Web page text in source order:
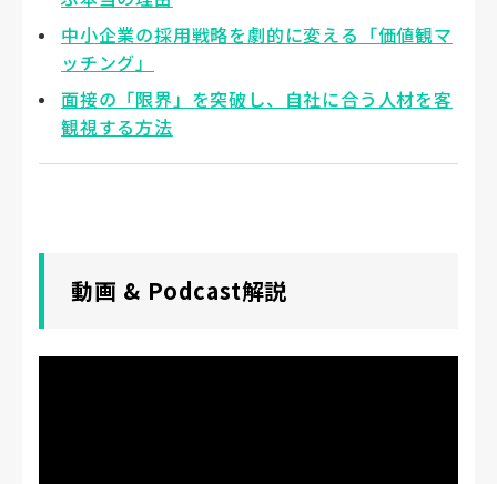
中小企業の採用戦略を劇的に変える「価値観マ
ッチング」
面接の「限界」を突破し、自社に合う人材を客
観視する方法
動画 & Podcast解説